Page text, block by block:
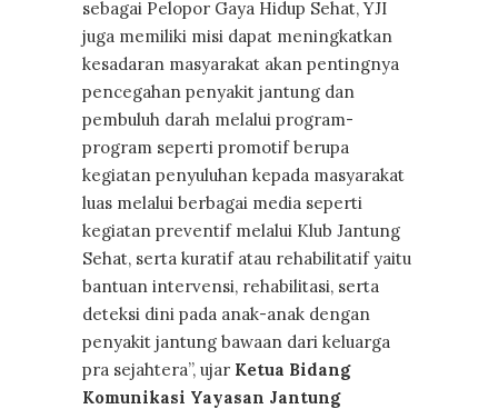
sebagai Pelopor Gaya Hidup Sehat, YJI
juga memiliki misi dapat meningkatkan
kesadaran masyarakat akan pentingnya
pencegahan penyakit jantung dan
pembuluh darah melalui program-
program seperti promotif berupa
kegiatan penyuluhan kepada masyarakat
luas melalui berbagai media seperti
kegiatan preventif melalui Klub Jantung
Sehat, serta kuratif atau rehabilitatif yaitu
bantuan intervensi, rehabilitasi, serta
deteksi dini pada anak-anak dengan
penyakit jantung bawaan dari keluarga
pra sejahtera”, ujar Ketua Bidang
Komunikasi Yayasan Jantung